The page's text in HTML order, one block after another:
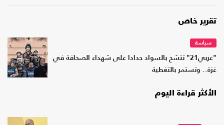
تقرير خاص
سياسة
"عربي21" تتشح بالسواد حدادا على شهداء الصحافة في
غزة.. وتستمر بالتغطية
الأكثر قراءة اليوم